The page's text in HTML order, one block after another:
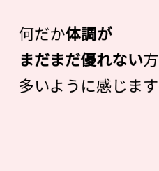
何だか体調が
まだまだ優れない
多いように感じます